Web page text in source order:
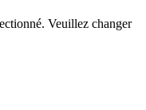
Veuillez changer